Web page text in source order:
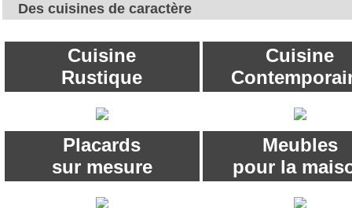
Des cuisines de caractère
Cuisine
Rustique
Cuisine
Placards
sur mesure
Meubles
pour la